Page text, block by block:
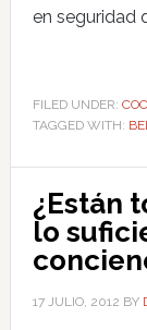
en seguridad
FILED UNDER:
TAGGED WITH:
¿Están
lo
17 JULIO, 2012 BY